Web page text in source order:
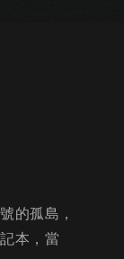
的孤島，
本，當